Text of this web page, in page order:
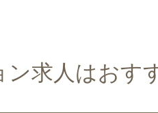
求人はおす